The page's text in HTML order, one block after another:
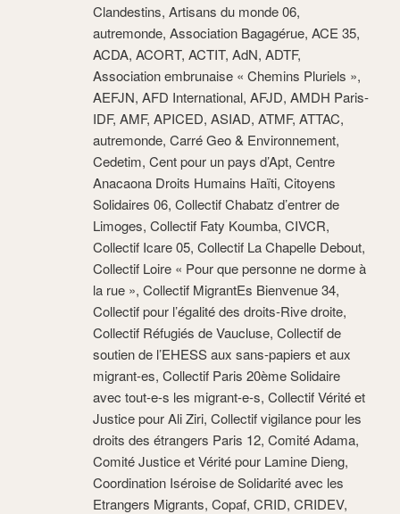
Clandestins, Artisans du monde 06,
autremonde, Association Bagagérue, ACE 35,
ACDA, ACORT, ACTIT, AdN, ADTF,
Association embrunaise « Chemins Pluriels »,
AEFJN, AFD International, AFJD, AMDH Paris-
IDF, AMF, APICED, ASIAD, ATMF, ATTAC,
autremonde, Carré Geo & Environnement,
Cedetim, Cent pour un pays d’Apt, Centre
Anacaona Droits Humains Haïti, Citoyens
Solidaires 06, Collectif Chabatz d’entrer de
Limoges, Collectif Faty Koumba, CIVCR,
Collectif Icare 05, Collectif La Chapelle Debout,
Collectif Loire « Pour que personne ne dorme à
la rue », Collectif MigrantEs Bienvenue 34,
Collectif pour l’égalité des droits-Rive droite,
Collectif Réfugiés de Vaucluse, Collectif de
soutien de l’EHESS aux sans-papiers et aux
migrant-es, Collectif Paris 20ème Solidaire
avec tout-e-s les migrant-e-s, Collectif Vérité et
Justice pour Ali Ziri, Collectif vigilance pour les
droits des étrangers Paris 12, Comité Adama,
Comité Justice et Vérité pour Lamine Dieng,
Coordination Iséroise de Solidarité avec les
Etrangers Migrants, Copaf, CRID, CRIDEV,